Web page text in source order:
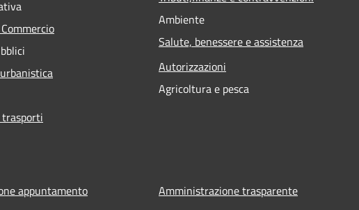
Ambiente
Salute, benessere e assistenza
Autorizzazioni
Agricoltura e pesca
appuntamento
Amministrazione trasparente